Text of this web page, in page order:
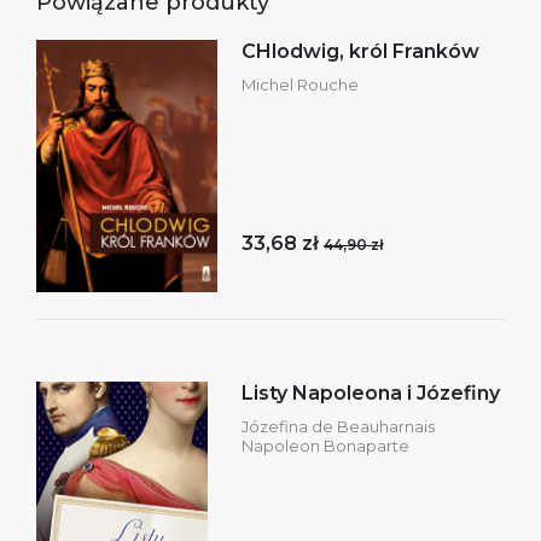
CHlodwig, król Franków
Michel Rouche
33,68 zł 44,90 zł
Listy Napoleona i Józefiny
Józefina de Beauharnais
Napoleon Bonaparte